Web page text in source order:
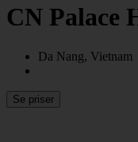
CN Palace
Da Nang, Vietnam
Se priser